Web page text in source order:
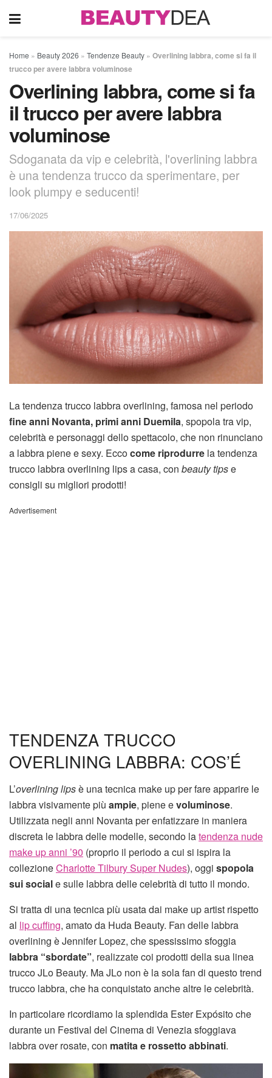
Home » Beauty 2026 » Tendenze Beauty » Overlining labbra, come si fa il
trucco per avere labbra voluminose
Overlining labbra, come si fa
il trucco per avere labbra
voluminose
Sdoganata da vip e celebrità, l'overlining labbra
è una tendenza trucco da sperimentare, per
look plumpy e seducenti!
17/06/2025
La tendenza trucco labbra overlining, famosa nel periodo
fineanni Novanta, primi anni Duemila, spopola tra vip,
celebrità e personaggi dello spettacolo, che non rinunciano
a labbra piene e sexy. Eccocome riprodurre la tendenza
trucco labbra overlining lips a casa, con beauty tipse
consigli su migliori prodotti!
Advertisement
TENDENZA TRUCCO
OVERLINING LABBRA: COS’É
L’overlining lipsè una tecnica make up per fare apparire le
labbra visivamente più ampie, piene evoluminose.
Utilizzata negli anni Novanta per enfatizzare in maniera
discreta le labbra delle modelle, secondo latendenza nude
make up anni ’90 (proprio il periodo a cui si ispira la
collezioneCharlotte Tilbury Super Nudes), oggi spopola
sui sociale sulle labbra delle celebrità di tutto il mondo.
Si tratta di una tecnica più usata dai make up artist rispetto
al lip cuffing, amato da Huda Beauty. Fan delle labbra
overlining è Jennifer Lopez, che spessissimo sfoggia
labbra “sbordate”, realizzate coi prodotti della sua linea
trucco JLo Beauty. Ma JLo non è la sola fan di questo trend
trucco labbra, che ha conquistato anche altre le celebrità.
In particolare ricordiamo la splendida Ester Expósito che
durante un Festival del Cinema di Venezia sfoggiava
labbra over rosate, con matita e rossetto abbinati.